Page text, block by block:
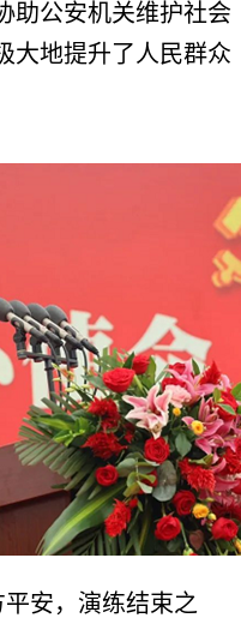
助公安机关维护社会
大地提升了人民群众
安，演练结束之